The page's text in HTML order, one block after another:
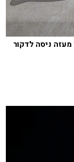
ניסה לדקור